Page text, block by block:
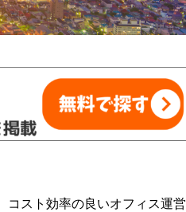
コスト効率の良いオフィス運営